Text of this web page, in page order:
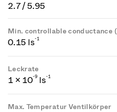
2.7 / 5.95
Min. controllable conductance
0.15 ls-1
Leckrate
1 × 10-9 ls-1
Max. Temperatur Ventilkörper